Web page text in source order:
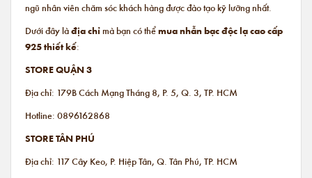
ngũ nhân viên chăm sóc khách hàng được đào tạo kỹ lưỡng nhất.
Dưới đây làđịa chỉmà bạn có thểmua nhẫn bạc độc lạ cao cấp
925 thiết kế:
STORE QUẬN 3
Địa chỉ: 179B Cách Mạng Tháng 8, P. 5, Q. 3, TP. HCM
Hotline: 0896162868
STORE TÂN PHÚ
Địa chỉ: 117 Cây Keo, P. Hiệp Tân, Q. Tân Phú, TP. HCM